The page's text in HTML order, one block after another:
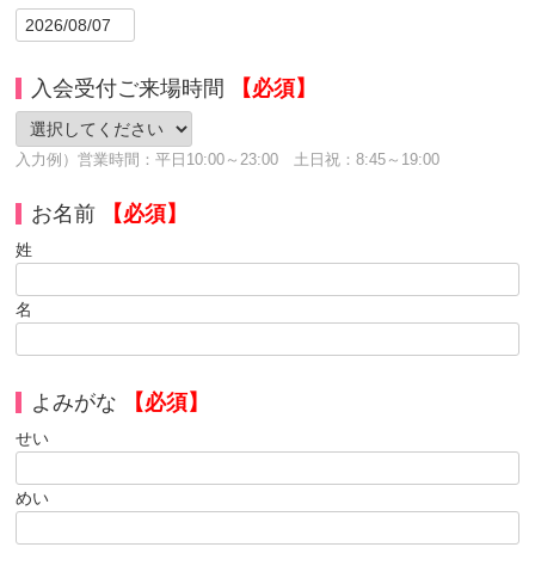
入会受付ご来場時間 【必須】
入力例）営業時間：平日10:00～23:00 土日祝：8:45～19:00
お名前 【必須】
姓
名
よみがな 【必須】
せい
めい